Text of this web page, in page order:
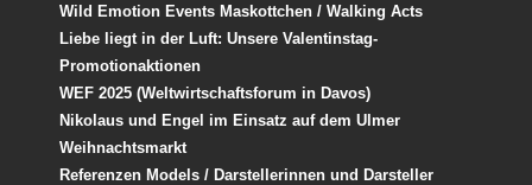
Wild Emotion Events Maskottchen / Walking Acts
Liebe liegt in der Luft: Unsere Valentinstag-
Promotionaktionen
WEF 2025 (Weltwirtschaftsforum in Davos)
Nikolaus und Engel im Einsatz auf dem Ulmer
Weihnachtsmarkt
Referenzen Models / Darstellerinnen und Darsteller